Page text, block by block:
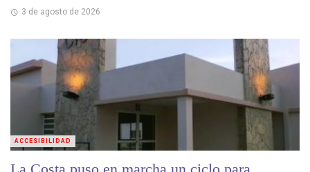
3 de agosto de 2026
ACCESIBILIDAD